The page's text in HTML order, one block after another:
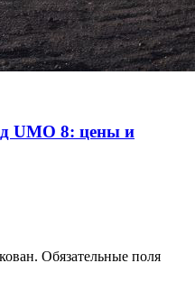
UMO 8: цены и
Обязательные поля